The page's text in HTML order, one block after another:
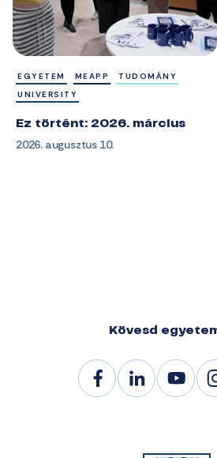
EGYETEM MEAPP
TUDOMÁNY
UNIVERSITY
Ez történt: 2026. március
2026. augusztus 10.
Kövesd